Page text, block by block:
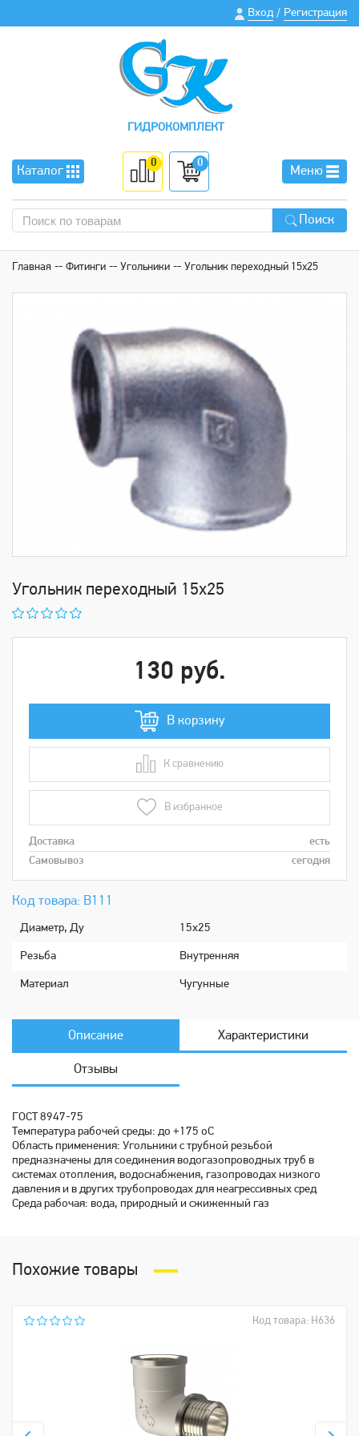
Вход / Регистрация
ГИДРОКОМПЛЕКТ
Каталог
0 0
Меню
Поиск
Главная Фитинги Угольники Угольник переходный 15х25
Угольник переходный 15х25
Код товара: В111
Диаметр, Ду 15х25
Рeзьбa Внутренняя
Мaтериaл Чугунные
130 руб.
В корзину
К сравнению
В сравнении
В избранное
Доставка
есть
Самовывоз
сегодня
Описание Характеристики
Отзывы
ГОСТ 8947-75
Температура рабочей среды: до +175 oC
Область применения: Угольники с трубной резьбой
предназначены для соединения водогазопроводных труб в
системах отопления, водоснабжения, газопроводах низкого
давления и в других трубопроводах для неагрессивных сред
Среда рабочая: вода, природный и сжиженный газ
Похожие товары
Код товара: Н636